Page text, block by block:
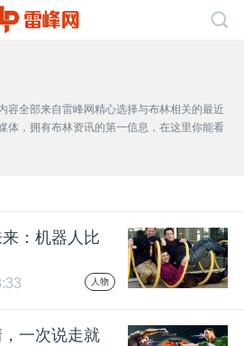
容全部来自雷峰网精心选择与布林相关的最近
体，拥有布林资讯的第一信息，在这里你能看
：机器人比
人物
一次说走就